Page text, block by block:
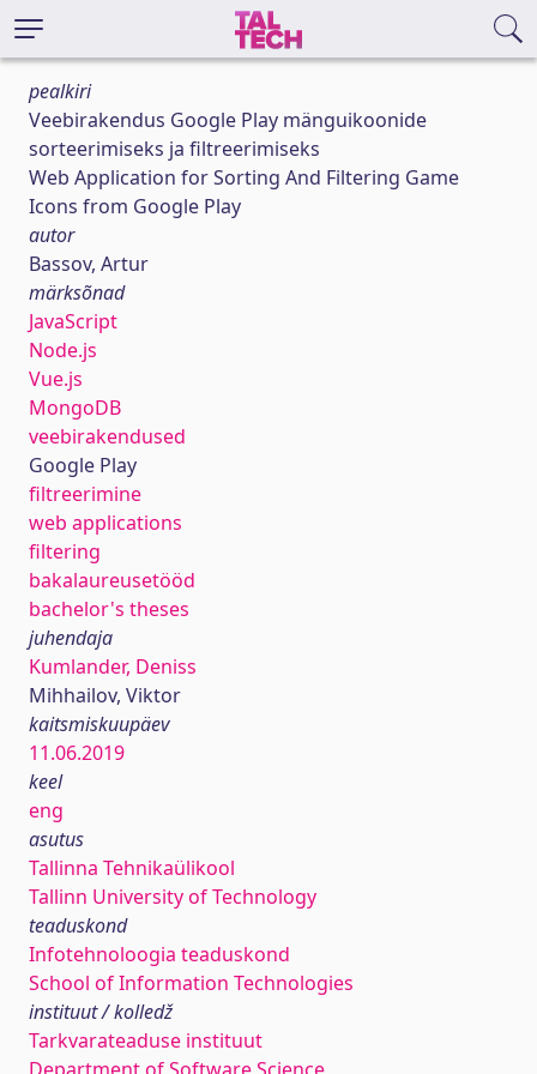
pealkiri
Veebirakendus Google Play mänguikoonide
sorteerimiseks ja filtreerimiseks
Web Application for Sorting And Filtering Game
Icons from Google Play
autor
Bassov, Artur
märksõnad
JavaScript
Node.js
Vue.js
MongoDB
veebirakendused
Google Play
filtreerimine
web applications
filtering
bakalaureusetööd
bachelor's theses
juhendaja
Kumlander, Deniss
Mihhailov, Viktor
kaitsmiskuupäev
11.06.2019
keel
eng
asutus
Tallinna Tehnikaülikool
Tallinn University of Technology
teaduskond
Infotehnoloogia teaduskond
School of Information Technologies
instituut / kolledž
Tarkvarateaduse instituut